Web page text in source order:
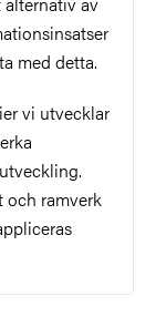
med detta.
vi utvecklar
och ramverk